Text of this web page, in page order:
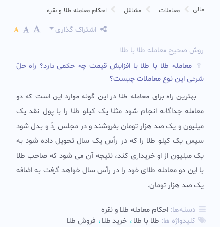
مالی معاملات مشاغل احکام معامله طلا و نقره
اشتراک گذاری
روش صحیح معامله طلا با طلا
معامله طلا با طلا با افزایش قیمت چه حکمى دارد؟ راه حلّ
شرعى این نوع معاملات چیست؟
بهترین راه براى معامله طلا در این گونه موارد این است که دو
معامله جداگانه انجام شود مثلا یک کیلو طلا را با پول نقد یک
میلیون و یک صد هزار تومان بفروشند و در مجلس ردّ و بدل شود
سپس یک کیلو طلا را که در رأس یک سال تحویل داده شود به
یک میلیون از او خریدارى کند، نتیجه آن مى شود که صاحب طلا
با این دو معامله طلاى خود را در رأس سال خواهد گرفت به اضافه
یک صد هزار تومان.
دسته‌ها: احکام معامله طلا و نقره
کلیدواژه ها: طلا با طلا خريد طلا فروش طلا